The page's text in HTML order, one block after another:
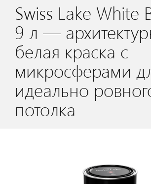
Swiss Lake White
9 л —
белая краска с
микросферами
идеально
потолка